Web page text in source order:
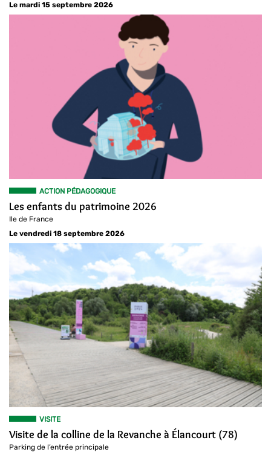
Le mardi 15 septembre 2026
ACTION PÉDAGOGIQUE
Les enfants du patrimoine 2026
Ile de France
Le vendredi 18 septembre 2026
VISITE
Visite de la colline de la Revanche à Élancourt (78)
Parking de l’entrée principale